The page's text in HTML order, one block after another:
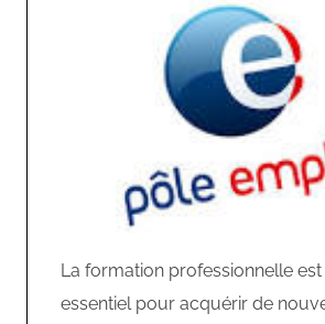
La formation professionnelle
essentiel pour acquérir de